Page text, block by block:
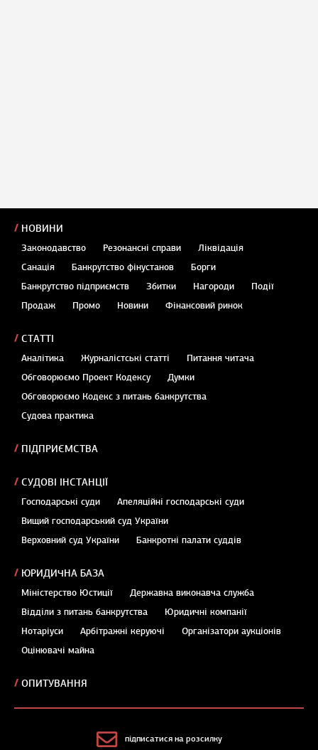
НОВИНИ
Законодавство Резонансні справи
Ліквідація
Санація
Банкрутство фінустанов
Борги
Банкрутство підприємств
Збитки Нагороди
Події
Продаж
Промо Новини Фінансовий ринок
СТАТТІ
Аналітика Журналістські статті
Питання читача
Обговорюємо Проект Кодексу
Думки
Обговорюємо Кодекс з питань банкрутства
Судова практика
ПІДПРИЄМСТВА
СУДОВІ ІНСТАНЦІЇ
Господарські суди
Апеляційні господарські суди
Вищий господарський суд України
Верховний суд України
Банкротні палати суддів
ЮРИДИЧНА БАЗА
Міністерство Юстиції
Державна виконавча служба
Відділи з питань банкрутства
Юридичні компанії
Нотаріуси
Арбітражні керуючі
Організатори аукціонів
Оцінювачі майна
ОПИТУВАННЯ
підписатися на розсилку